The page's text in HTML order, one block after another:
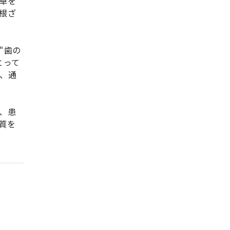
ざ
歯の
て
通
患
を